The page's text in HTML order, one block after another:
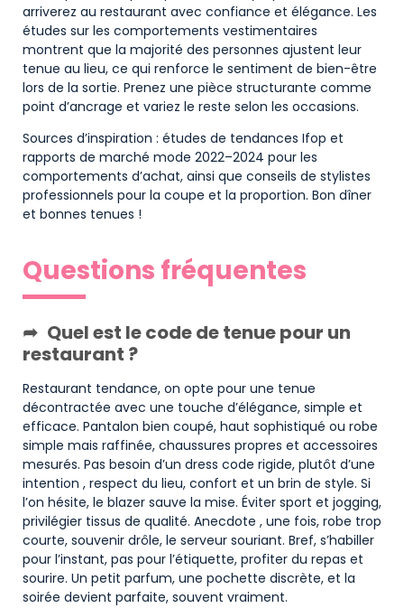
arriverez au restaurant avec confiance et élégance. Les
études sur les comportements vestimentaires
montrent que la majorité des personnes ajustent leur
tenue au lieu, ce qui renforce le sentiment de bien-être
lors de la sortie. Prenez une pièce structurante comme
point d’ancrage et variez le reste selon les occasions.
Sources d’inspiration : études de tendances Ifop et
rapports de marché mode 2022–2024 pour les
comportements d’achat, ainsi que conseils de stylistes
professionnels pour la coupe et la proportion. Bon dîner
et bonnes tenues !
Questions fréquentes
Quel est le code de tenue pour un
restaurant ?
Restaurant tendance, on opte pour une tenue
décontractée avec une touche d’élégance, simple et
efficace. Pantalon bien coupé, haut sophistiqué ou robe
simple mais raffinée, chaussures propres et accessoires
mesurés. Pas besoin d’un dress code rigide, plutôt d’une
intention , respect du lieu, confort et un brin de style. Si
l’on hésite, le blazer sauve la mise. Éviter sport et jogging,
privilégier tissus de qualité. Anecdote , une fois, robe trop
courte, souvenir drôle, le serveur souriant. Bref, s’habiller
pour l’instant, pas pour l’étiquette, profiter du repas et
sourire. Un petit parfum, une pochette discrète, et la
soirée devient parfaite, souvent vraiment.